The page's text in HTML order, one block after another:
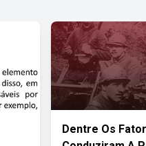
Dentre Os